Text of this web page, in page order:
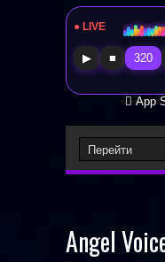
● LIVE
▶ ■ 320
 App
Angel